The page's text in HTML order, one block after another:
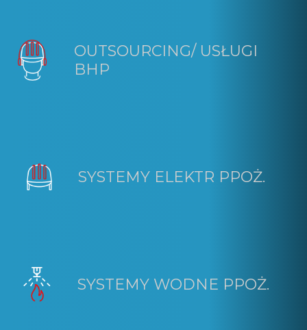
OUTSOURCING/ USŁUGI
BHP
SYSTEMY ELEKTR PPOŻ.
SYSTEMY WODNE PPOŻ.